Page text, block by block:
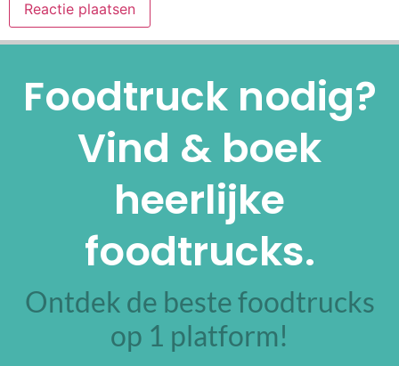
Foodtruck nodig?
Vind & boek
heerlijke
foodtrucks.
Ontdek de beste foodtrucks
op 1 platform!